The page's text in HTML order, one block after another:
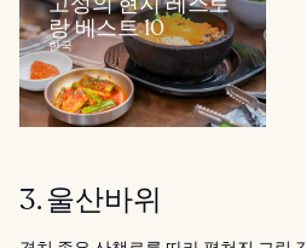
랑 베스트 10
한국
3. 울산바위